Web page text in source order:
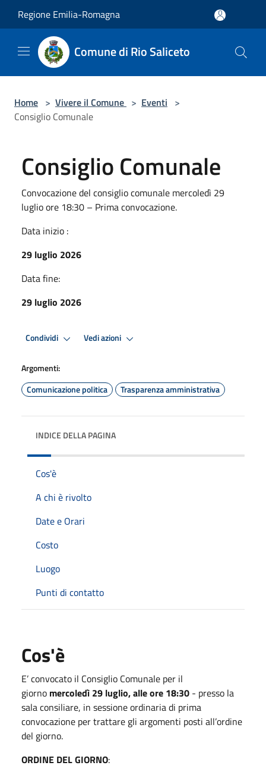
Regione Emilia-Romagna
Comune di Rio Saliceto
Home > Vivere il Comune > Eventi >
Consiglio Comunale
Consiglio Comunale
Convocazione del consiglio comunale mercoledì 29
luglio ore 18:30 – Prima convocazione.
Data inizio :
29 luglio 2026
Data fine:
29 luglio 2026
Condividi Vedi azioni
Argomenti:
Comunicazione politica
Trasparenza amministrativa
INDICE DELLA PAGINA
Cos'è
A chi è rivolto
Date e Orari
Costo
Luogo
Punti di contatto
Cos'è
E’ convocato il Consiglio Comunale per il
giorno mercoledì 29 luglio, alle ore 18:30 - presso la
sala consiliare, in sessione ordinaria di prima
convocazione per trattare gli argomenti posti all’ordine
del giorno.
ORDINE DEL GIORNO: